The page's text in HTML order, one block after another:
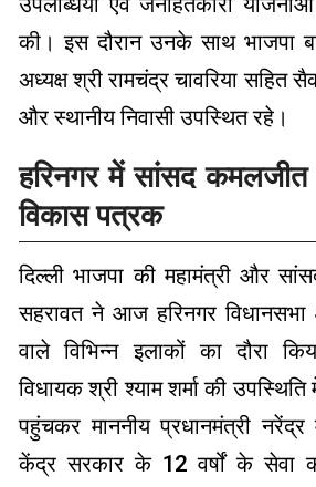
की। इस दौरान उनके साथ भाजपा
अध्यक्ष श्री रामचंद्र चावरिया सहित
और स्थानीय निवासी उपस्थित रहे।
हरिनगर में सांसद कमलजीत
विकास पत्रक
दिल्ली भाजपा की महामंत्री और
सहरावत ने आज हरिनगर
वाले विभिन्न इलाकों का दौरा
विधायक श्री श्याम शर्मा की उपस्थिति
पहुंचकर माननीय प्रधानमंत्री नरेंद्र
केंद्र सरकार के 12 वर्षों के सेवा